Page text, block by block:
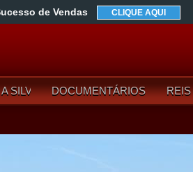
SILVA DOCUMENTÁRIOS
de Vendas CLIQUE AQUI